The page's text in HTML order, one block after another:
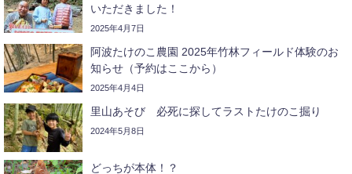
いただきました！
2025年4月7日
阿波たけのこ農園 2025年竹林フィールド体験のお
知らせ（予約はここから）
2025年4月4日
里山あそび 必死に探してラストたけのこ掘り
2024年5月8日
どっちが本体！？